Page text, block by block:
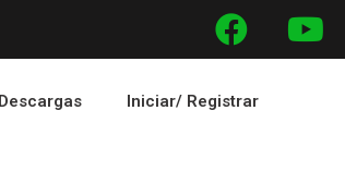
Descargas Iniciar/ Registrar